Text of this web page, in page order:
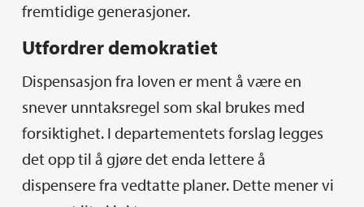
fremtidige generasjoner.
Utfordrer demokratiet
Dispensasjon fra loven er ment å være en
snever unntaksregel som skal brukes med
forsiktighet. I departementets forslag legges
det opp til å gjøre det enda lettere å
dispensere fra vedtatte planer. Dette mener vi